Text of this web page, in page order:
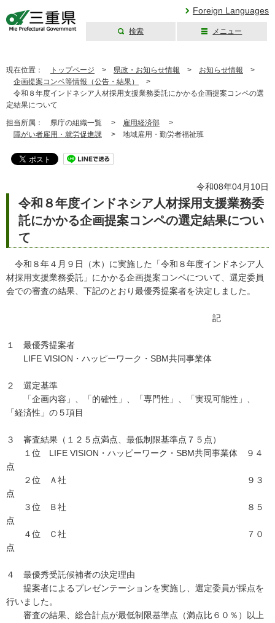
Foreign Languages
検索 メニュー
現在位置： トップページ > 県政・お知らせ情報 > お知らせ情報 >
企画提案コンペ等情報（公告・結果）
>
令和８年度インドネシア人材採用支援業務委託にかかる企画提案コンペの選
定結果について
担当所属： 県庁の組織一覧 > 雇用経済部 >
障がい者雇用・就労促進課 > 地域雇用・勤労者福祉班
令和08年04月10日
令和８年度インドネシア人材採用支援業務委
託にかかる企画提案コンペの選定結果につい
て
令和８年４月９日（木）に実施した「令和８年度インドネシア人
材採用支援業務委託」にかかる企画提案コンペについて、選定委員
会での審査の結果、下記のとおり最優秀提案者を決定しました。
記
１ 最優秀提案者
LIFE VISION・ハッピーワーク・SBM共同事業体
２ 選定基準
「企画内容」、「的確性」、「専門性」、「実現可能性」、
「経済性」の５項目
３ 審査結果（１２５点満点、最低制限基準点７５点）
１位 LIFE VISION・ハッピーワーク・SBM共同事業体 ９４
点
２位 Ａ社 ９３
点
３位 Ｂ社 ８５
点
４位 Ｃ社 ７０
点
４ 最優秀受託候補者の決定理由
提案者によるプレゼンテーションを実施し、選定委員が採点を
行いました。
審査の結果、総合計点が最低制限基準点（満点比６０％）以上